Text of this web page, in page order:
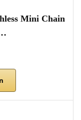
Mini Chain